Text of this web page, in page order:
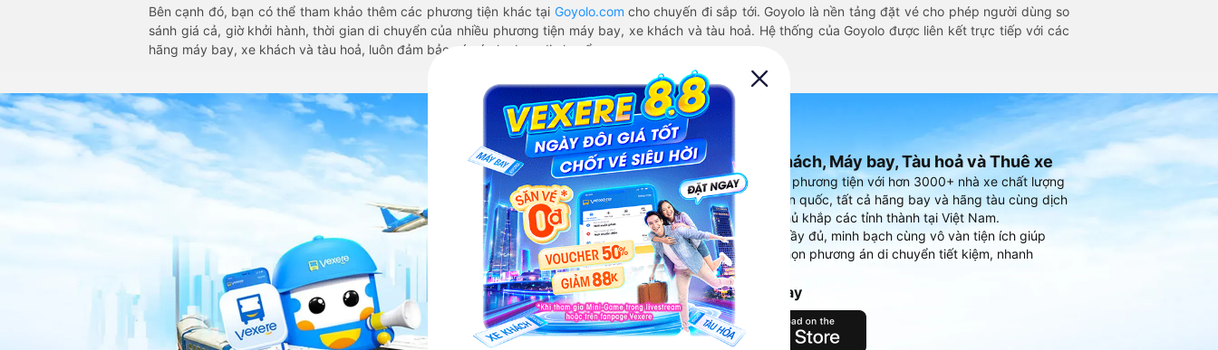
Bên cạnh đó, bạn có thể tham khảo thêm các phương tiện khác tại Goyolo.com cho chuyến đi sắp tới. Goyolo là nền tảng đặt vé cho phép người dùng so
sánh giá cả, giờ khởi hành, thời gian di chuyển của nhiều phương tiện máy bay, xe khách và tàu hoả. Hệ thống của Goyolo được liên kết trực tiếp với các
hãng máy bay, xe khách và tàu hoả, luôn đảm bảo có vé cho bạn di chuyển.
Ứng dụng đặt vé Xe khách, Máy bay, Tàu hoả và Thuê xe
Vexere - ứng dụng đặt vé đa phương tiện với hơn 3000+ nhà xe chất lượng
cao, 5000+ tuyến đường toàn quốc, tất cả hãng bay và hãng tàu cùng dịch
vụ thuê xe máy, xe du lịch phủ khắp các tỉnh thành tại Việt Nam.
Ứng dụng hiển thị thông tin đầy đủ, minh bạch cùng vô vàn tiện ích giúp
người dùng so sánh và lựa chọn phương án di chuyển tiết kiệm, nhanh
chóng và phù hợp nhất.
Tải ứng dụng Vexere ngay